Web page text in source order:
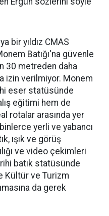
bir yıldız CMAS
Batığı'na güvenle
30 metreden daha
izin verilmiyor. Monem
eser statüsünde
eğitimi hem de
rotalar arasında yer
yerli ve yabancı
ışık ve görüş
ve video çekimleri
batık statüsünde
Kültür ve Turizm
da gerek